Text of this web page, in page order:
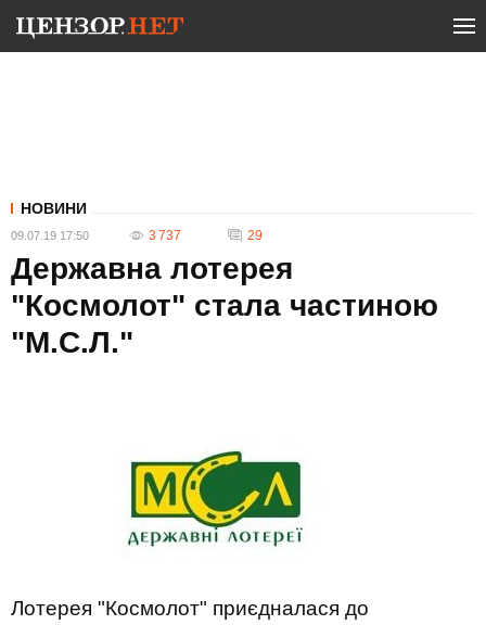
НОВИНИ
09.07.19 17:50 3 737 29
Державна лотерея
"Космолот" стала частиною
"М.С.Л."
Лотерея "Космолот" приєдналася до